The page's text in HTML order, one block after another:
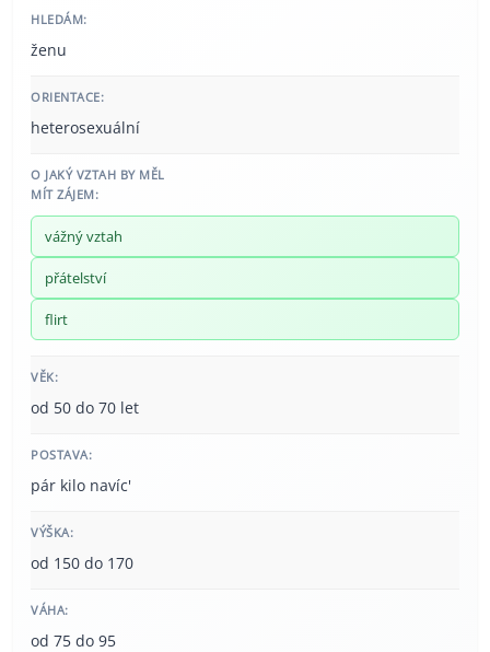
HLEDÁM:
ženu
ORIENTACE:
heterosexuální
O JAKÝ VZTAH BY MĚL
MÍT ZÁJEM:
vážný vztah
přátelství
flirt
VĚK:
od 50 do 70 let
POSTAVA:
pár kilo navíc'
VÝŠKA:
od 150 do 170
VÁHA:
od 75 do 95